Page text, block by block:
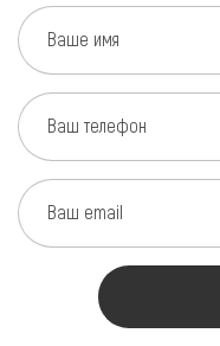
Ваше имя
Ваш телефон
Ваш email